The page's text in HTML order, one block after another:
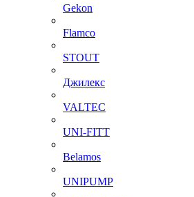
Gekon
Flamco
STOUT
Джилекс
VALTEC
UNI-FITT
Belamos
UNIPUMP